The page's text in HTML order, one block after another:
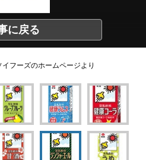
に戻る
フーズのホームページより